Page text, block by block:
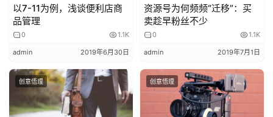
业的最大红利，是智能机和移动互联网用户的高速增长。新
增用户的数量一旦下滑，获取新用户的成本马上提高，会导
致新产品和小团队与大企业的竞争中先出局，因为在短时间
于是锤子科技死不死，并不是本文要讨论的重点；罗永浩再
落魄，也比普通人活得好的多，至少买家具也是宜家起步。
以7-11为例，浅谈便利店商
品管理
0 1.1K
admin 2019年6月30日
资源号为何频频“迁移”：买
卖趁早粉丝不少
0 1.1K
admin 2019年7月1日
创意悟理 创意悟理